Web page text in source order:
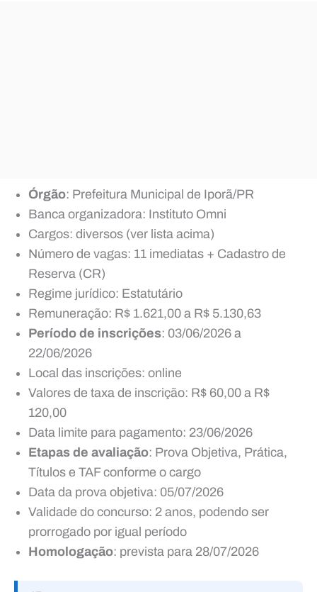
Órgão: Prefeitura Municipal de Iporã/PR
Banca organizadora: Instituto Omni
Cargos: diversos (ver lista acima)
Número de vagas: 11 imediatas + Cadastro de
Reserva (CR)
Regime jurídico: Estatutário
Remuneração: R$ 1.621,00 a R$ 5.130,63
Período de inscrições: 03/06/2026 a
22/06/2026
Local das inscrições: online
Valores de taxa de inscrição: R$ 60,00 a R$
120,00
Data limite para pagamento: 23/06/2026
Etapas de avaliação: Prova Objetiva, Prática,
Títulos e TAF conforme o cargo
Data da prova objetiva: 05/07/2026
Validade do concurso: 2 anos, podendo ser
prorrogado por igual período
Homologação: prevista para 28/07/2026